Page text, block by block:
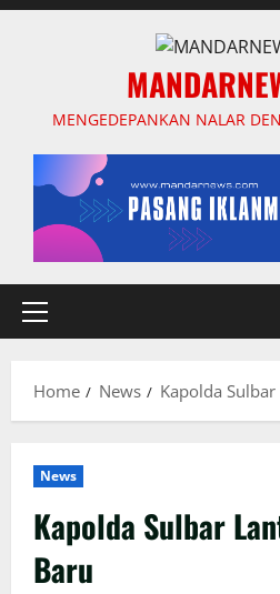
MENGEDEPANKAN NALAR
Primary
Home News Kapolda
News
Kapolda Sulbar
Baru